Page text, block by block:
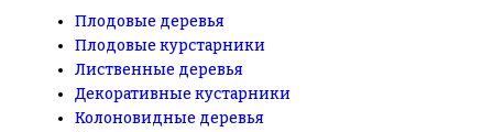
Плодовые деревья
Плодовые курстарники
Лиственные деревья
Декоративные кустарники
Колоновидные деревья